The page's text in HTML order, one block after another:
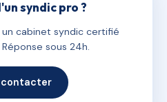
syndic pro ?
cabinet syndic certifié
sous 24h.
contacter